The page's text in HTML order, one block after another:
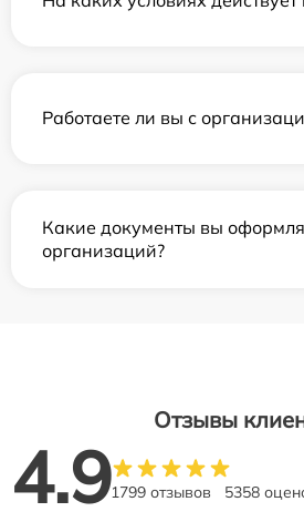
Работаете ли вы с
Какие документы вы
организаций?
Отзывы
4.91799 отзывов 5358